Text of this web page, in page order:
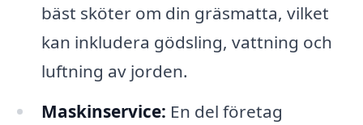
bäst sköter om din gräsmatta, vilket
kan inkludera gödsling, vattning och
luftning av jorden.
Maskinservice: En del företag